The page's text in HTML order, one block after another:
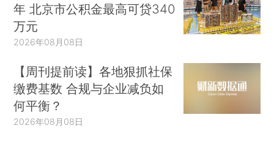
年 北京市公积金最高可贷340
万元
2026年08月08日
【周刊提前读】各地狠抓社保
缴费基数 合规与企业减负如
何平衡？
2026年08月08日